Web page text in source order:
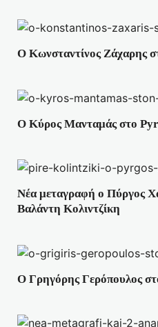
Ο Κωνσταντίνος Ζάχαρης
Ο Κύρος Μανταμάς στο
Νέα μεταγραφή ο Πύργος
Βαλάντη Κολιντζίκη
Ο Γρηγόρης Γερόπουλος